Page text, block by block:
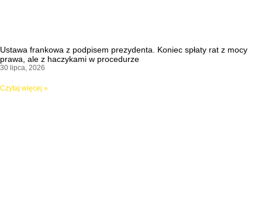
Ustawa frankowa z podpisem prezydenta. Koniec spłaty rat z mocy
prawa, ale z haczykami w procedurze
30 lipca, 2026
Czytaj więcej »